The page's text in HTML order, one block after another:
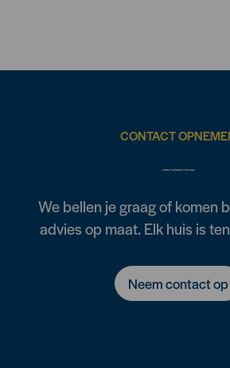
CONTACT
Weten wat jij kunt besparen? Of heb je vragen?
We bellen je graag of komen
advies op maat. Elk huis is
Neem contact op